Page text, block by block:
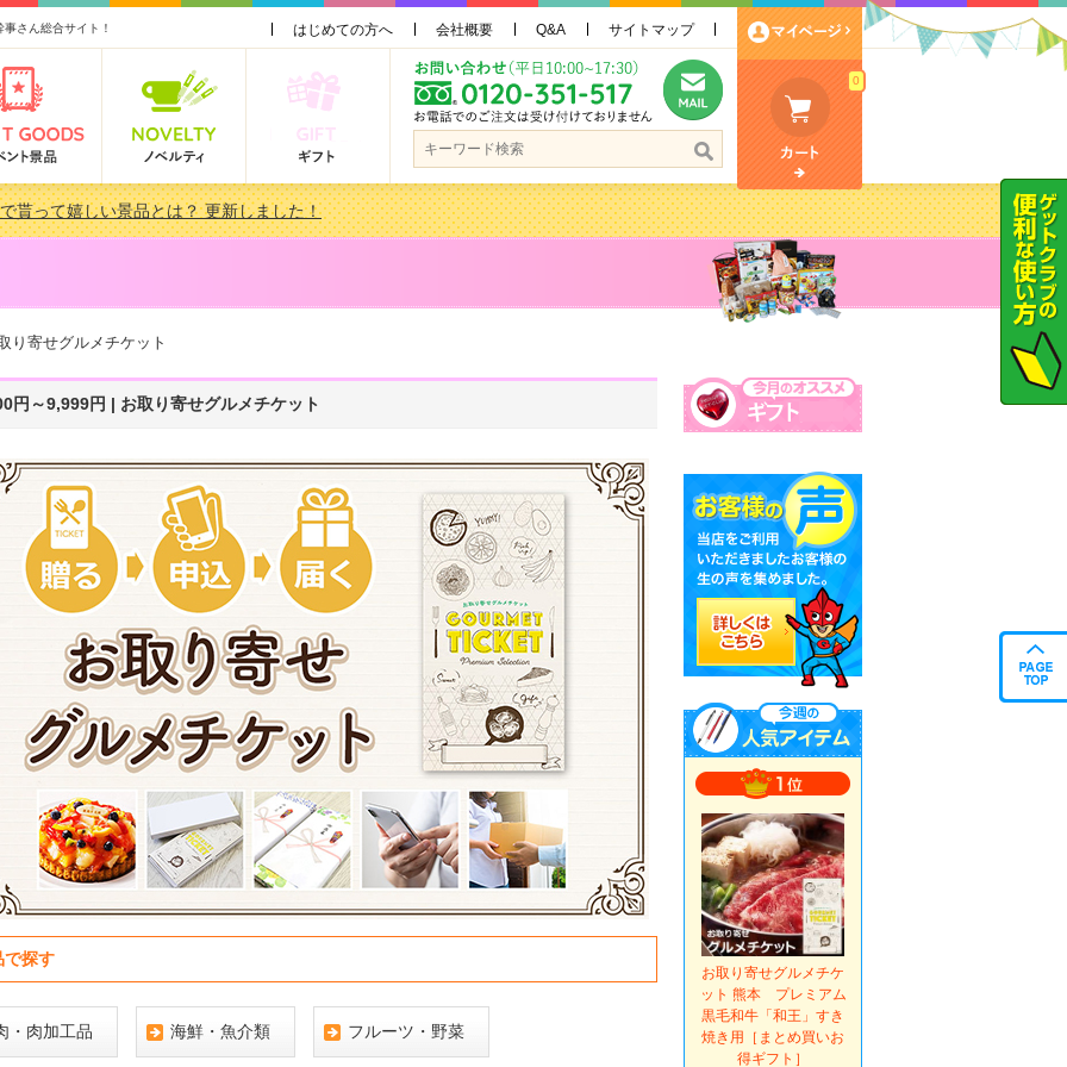
さん総合サイト！ はじめての方へ 会社概要 Q&A サイトマップ
0
貰って嬉しい景品とは？ 更新しました！
3000円未満［2000円～2999円編］もらってうれしい人気ラ…
寄せグルメチケット
円～9,999円 | お取り寄せグルメチケット
で探す
・肉加工品 海鮮・魚介類 フルーツ・野菜
お取り寄せグルメチケ
ット 熊本 プレミアム
黒毛和牛「和王」すき
焼き用［まとめ買いお
得ギフト］